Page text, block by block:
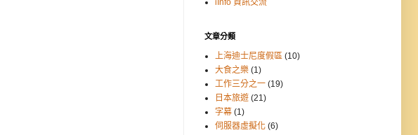
iInfo 資訊交流
文章分類
上海迪士尼度假區 (10)
大食之樂 (1)
工作三分之一 (19)
日本旅遊 (21)
字幕 (1)
伺服器虛擬化 (6)